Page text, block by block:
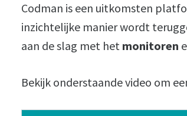
Codman is een uitkomsten
inzichtelijke manier wordt
aan de slag met het monitoren
Bekijk onderstaande video om